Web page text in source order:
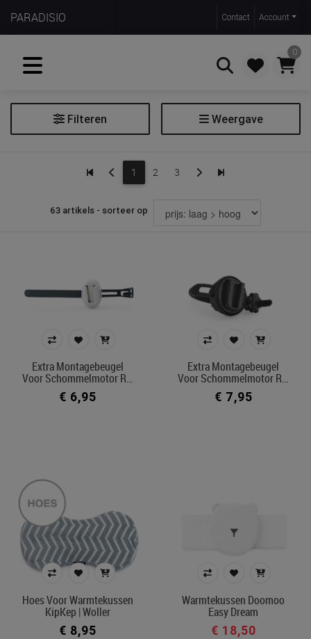
PARADISIO Contact Account
0
Zoeken
Filteren Weergave
Schommelmotor toebehoren
Wekker slaaptrainer
Ecocheque artikelen
Belgisch product
Filters toepassen
1 2 3
63 artikels - sorteer op
Extra Montagebeugel
Voor Schommelmotor R…
€ 6,95
Extra Montagebeugel
Voor Schommelmotor R…
€ 7,95
Hoes Voor Warmtekussen
KipKep | Woller
€ 8,95
Warmtekussen Doomoo
Easy Dream
€ 18,50